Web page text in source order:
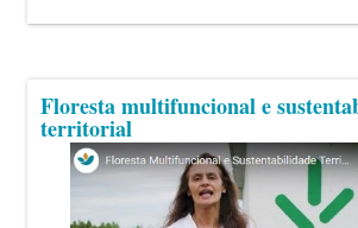
Floresta multifuncional e
territorial